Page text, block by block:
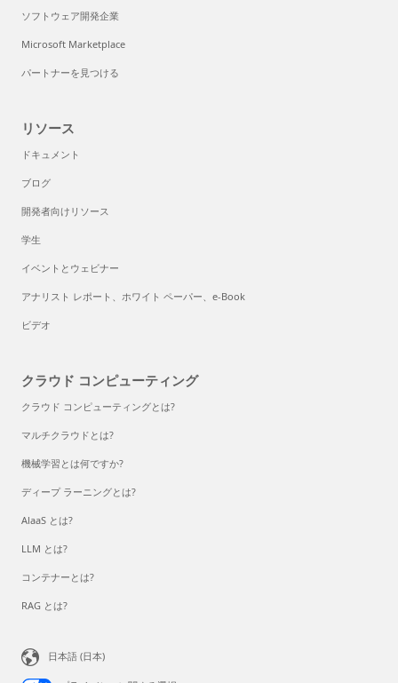
ソフトウェア開発企業
Microsoft Marketplace
パートナーを見つける
リソース
ドキュメント
ブログ
開発者向けリソース
学生
イベントとウェビナー
アナリスト レポート、ホワイト ペーパー、e-Book
ビデオ
クラウド コンピューティング
クラウド コンピューティングとは?
マルチクラウドとは?
機械学習とは何ですか?
ディープ ラーニングとは?
AlaaS とは?
LLM とは?
コンテナーとは?
RAG とは?
日本語 (日本)